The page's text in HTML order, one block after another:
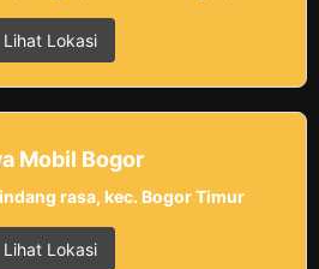
Lihat Lokasi
Mobil Bogor
rasa, kec. Bogor Timur
Lihat Lokasi